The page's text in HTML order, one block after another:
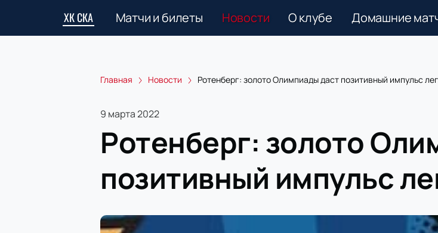
ХК СКА Матчи и билеты Новости О клубе Домашние
Главная Новости Ротенберг: золото Олимпиады даст позитивный импульс
9 марта 2022
Ротенберг: золото
позитивный импульс